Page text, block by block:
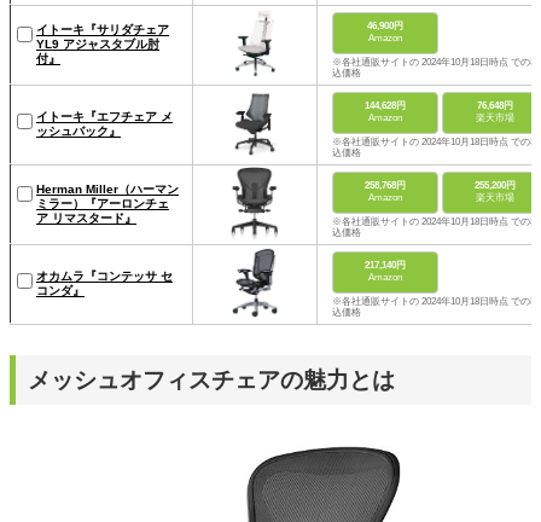
イトーキ『サリダチェア
YL9 アジャスタブル肘
付』
46,900円
Amazon
※各社通販サイトの 2024年10月18日時点 での税
込価格
イトーキ『エフチェア メ
ッシュバック』
144,628円
Amazon
76,648円
楽天市場
※各社通販サイトの 2024年10月18日時点 での税
込価格
Herman Miller（ハーマン
ミラー）『アーロンチェ
ア リマスタード』
258,768円
Amazon
255,200円
楽天市場
※各社通販サイトの 2024年10月18日時点 での税
込価格
オカムラ『コンテッサ セ
コンダ』
217,140円
Amazon
※各社通販サイトの 2024年10月18日時点 での税
込価格
メッシュオフィスチェアの魅力とは